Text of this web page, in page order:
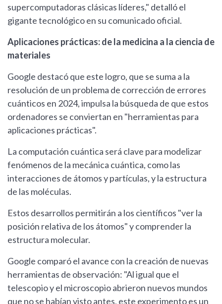
supercomputadoras clásicas líderes," detalló el
gigante tecnológico en su comunicado oficial.
Aplicaciones prácticas: de la medicina a la ciencia de
materiales
Google destacó que este logro, que se suma a la
resolución de un problema de corrección de errores
cuánticos en 2024, impulsa la búsqueda de que estos
ordenadores se conviertan en "herramientas para
aplicaciones prácticas".
La computación cuántica será clave para modelizar
fenómenos de la mecánica cuántica, como las
interacciones de átomos y partículas, y la estructura
de las moléculas.
Estos desarrollos permitirán a los científicos "ver la
posición relativa de los átomos" y comprender la
estructura molecular.
Google comparó el avance con la creación de nuevas
herramientas de observación: "Al igual que el
telescopio y el microscopio abrieron nuevos mundos
que no se habían visto antes, este experimento es un